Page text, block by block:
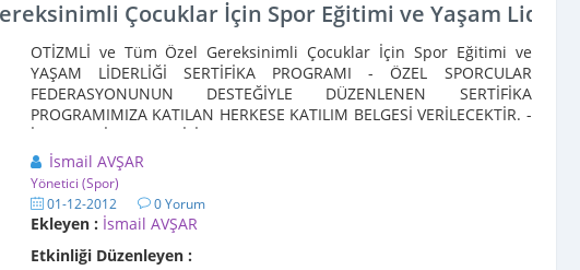
Çocuklar İçin Spor Eğitimi ve Yaşam Liderliği
OTİZMLİ ve Tüm Özel Gereksinimli Çocuklar İçin Spor Eğitimi ve
YAŞAM LİDERLİĞİ SERTİFİKA PROGRAMI - ÖZEL SPORCULAR
FEDERASYONUNUN DESTEĞİYLE DÜZENLENEN SERTİFİKA
PROGRAMIMIZA KATILAN HERKESE KATILIM BELGESİ VERİLECEKTİR. -
İSTEYENE İŞ GARANTİLİ ...
İsmail AVŞAR
Yönetici (Spor)
01-12-2012 0 Yorum
Ekleyen : İsmail AVŞAR
Etkinliği Düzenleyen :